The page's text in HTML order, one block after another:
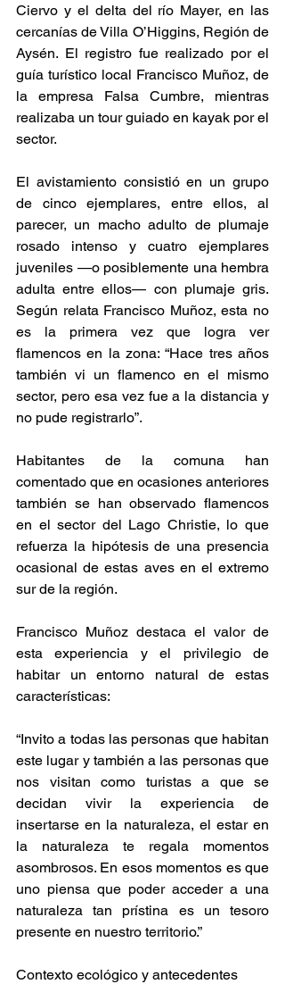
Ciervo y el delta del río Mayer, en las
cercanías de Villa O’Higgins, Región de
Aysén. El registro fue realizado por el
guía turístico local Francisco Muñoz, de
la empresa Falsa Cumbre, mientras
realizaba un tour guiado en kayak por el
sector.
El avistamiento consistió en un grupo
de cinco ejemplares, entre ellos, al
parecer, un macho adulto de plumaje
rosado intenso y cuatro ejemplares
juveniles —o posiblemente una hembra
adulta entre ellos— con plumaje gris.
Según relata Francisco Muñoz, esta no
es la primera vez que logra ver
flamencos en la zona: “Hace tres años
también vi un flamenco en el mismo
sector, pero esa vez fue a la distancia y
no pude registrarlo”.
Habitantes de la comuna han
comentado que en ocasiones anteriores
también se han observado flamencos
en el sector del Lago Christie, lo que
refuerza la hipótesis de una presencia
ocasional de estas aves en el extremo
sur de la región.
Francisco Muñoz destaca el valor de
esta experiencia y el privilegio de
habitar un entorno natural de estas
características:
“Invito a todas las personas que habitan
este lugar y también a las personas que
nos visitan como turistas a que se
decidan vivir la experiencia de
insertarse en la naturaleza, el estar en
la naturaleza te regala momentos
asombrosos. En esos momentos es que
uno piensa que poder acceder a una
naturaleza tan prístina es un tesoro
presente en nuestro territorio.”
Contexto ecológico y antecedentes